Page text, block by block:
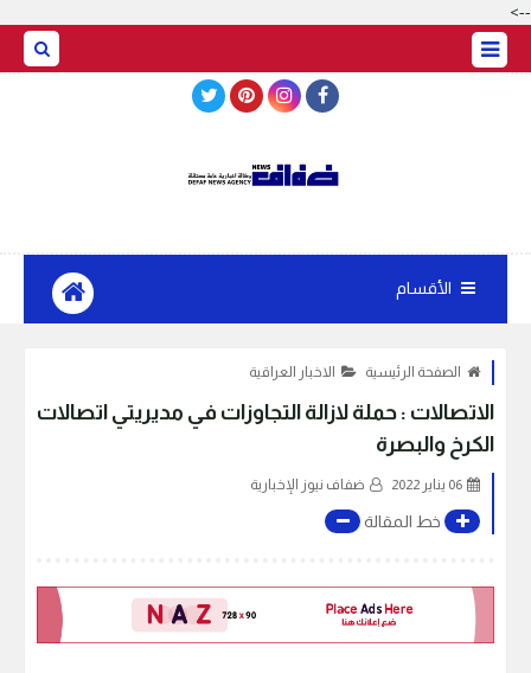
-->
الأقسام
الصفحة الرئيسية الاخبار العراقية
الاتصالات : حملة لازالة التجاوزات في مديريتي اتصالات
الكرخ والبصرة
06 يناير 2022 ضفاف نيوز الإخبارية
خط المقالة